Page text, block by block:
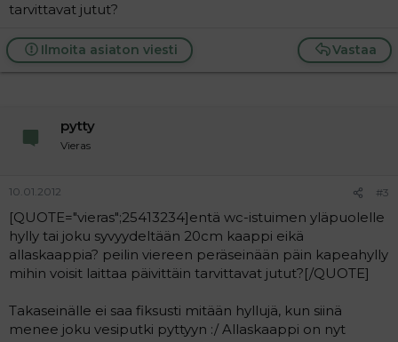
tarvittavat jutut?
Vastaa
Ilmoita asiaton viesti
pytty
Vieras
10.01.2012 #3
[QUOTE="vieras";25413234]entä wc-istuimen yläpuolelle
hylly tai joku syvyydeltään 20cm kaappi eikä
allaskaappia? peilin viereen peräseinään päin kapeahylly
mihin voisit laittaa päivittäin tarvittavat jutut?[/QUOTE]
Takaseinälle ei saa fiksusti mitään hyllujä, kun siinä
menee joku vesiputki pyttyyn :/ Allaskaappi on nyt